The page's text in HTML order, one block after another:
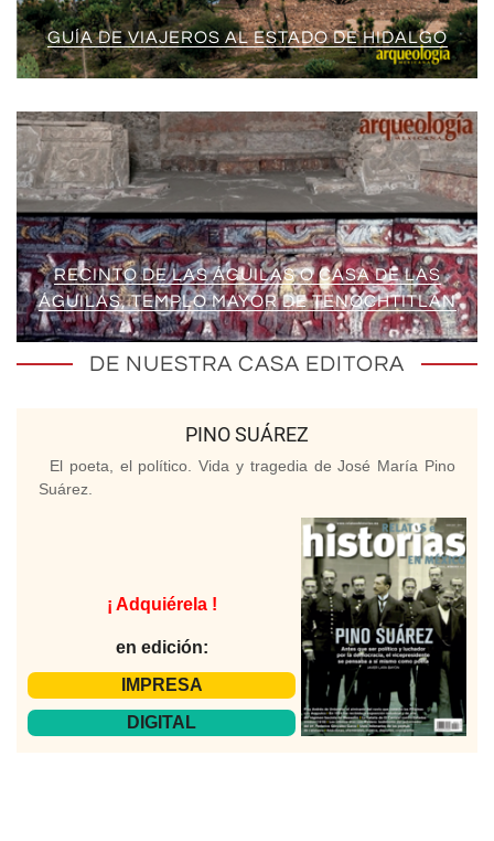
GUÍA DE VIAJEROS AL ESTADO DE HIDALGO
RECINTO DE LAS ÁGUILAS O CASA DE LAS
ÁGUILAS, TEMPLO MAYOR DE TENOCHTITLAN
DE NUESTRA CASA EDITORA
PINO SUÁREZ
El poeta, el político. Vida y tragedia de José María Pino
Suárez.
¡ Adquiérela !
en edición:
IMPRESA
DIGITAL